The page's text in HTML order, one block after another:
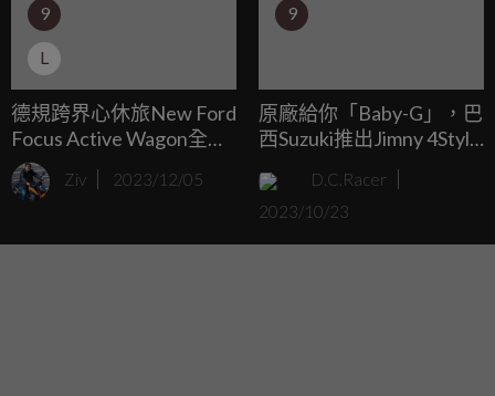
9
L
德規跨界心休旅New Ford
Focus Active Wagon全新
上市！New Ford Focus舊
換新78.9萬起，玩轉多元
Ziv 2023/12/05
9
原廠給你「Baby-G」，巴
西Suzuki推出Jimny 4Style
D.C.Racer
2023/10/23